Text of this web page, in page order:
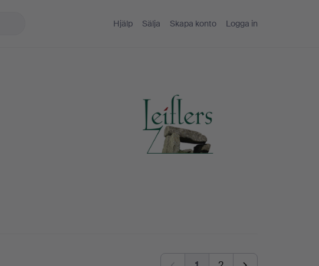
Hjälp Sälja Skapa konto Logga in